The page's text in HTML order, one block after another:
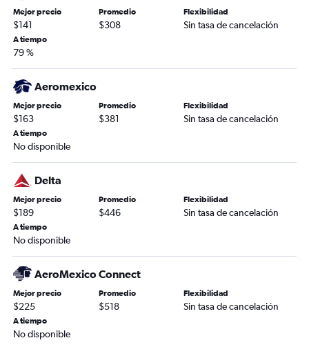
Mejor precio
$141
Promedio
$308
Flexibilidad
Sin tasa de cancelación
A tiempo
79 %
Aeromexico
Mejor precio
$163
Promedio
$381
Flexibilidad
Sin tasa de cancelación
A tiempo
No disponible
Delta
Mejor precio
$189
Promedio
$446
Flexibilidad
Sin tasa de cancelación
A tiempo
No disponible
AeroMexico Connect
Mejor precio
$225
Promedio
$518
Flexibilidad
Sin tasa de cancelación
A tiempo
No disponible